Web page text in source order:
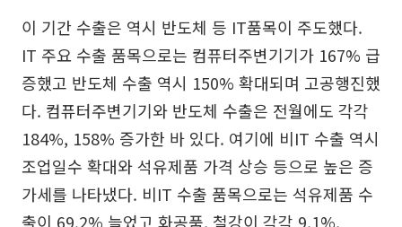
이 기간 수출은 역시 반도체 등 IT품목이 주도했다.
IT 주요 수출 품목으로는 컴퓨터주변기기가 167% 급
증했고 반도체 수출 역시 150% 확대되며 고공행진했
다. 컴퓨터주변기기와 반도체 수출은 전월에도 각각
184%, 158% 증가한 바 있다. 여기에 비IT 수출 역시
조업일수 확대와 석유제품 가격 상승 등으로 높은 증
가세를 나타냈다. 비IT 수출 품목으로는 석유제품 수
출이 69.2% 늘었고 화공품, 철강이 각각 9.1%,